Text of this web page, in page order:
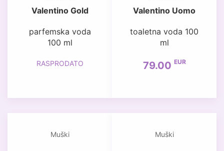
Valentino Gold
parfemska voda
100 ml
RASPRODATO
Valentino Uomo
toaletna voda 100
ml
79.00 EUR
Muški Muški